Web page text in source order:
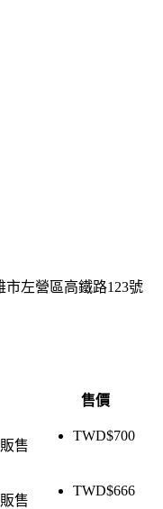
市左營區高鐵路123號
售價
售
TWD$700
售
TWD$666